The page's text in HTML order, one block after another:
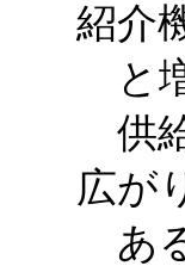
紹介
と
供
広が
あ